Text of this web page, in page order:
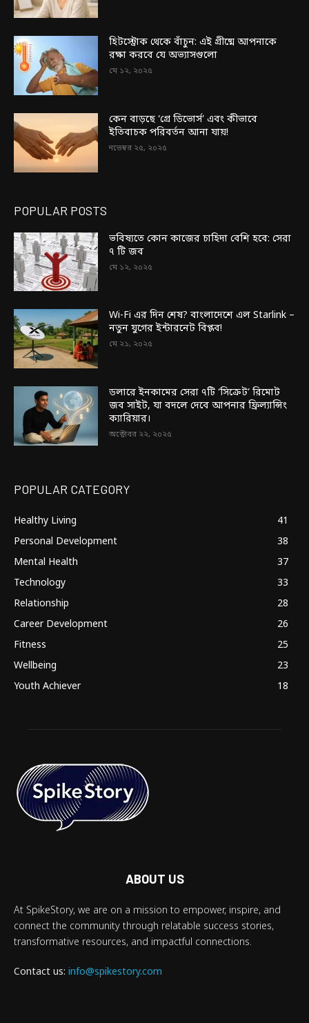
হিটস্ট্রোক থেকে বাঁচুন: এই গ্রীষ্মে আপনাকে
রক্ষা করবে যে অভ্যাসগুলো
মে ১২, ২০২৫
কেন বাড়ছে ‘গ্রে ডিভোর্স’ এবং কীভাবে
ইতিবাচক পরিবর্তন আনা যায়!
নভেম্বর ২৫, ২০২৫
POPULAR POSTS
ভবিষ্যতে কোন কাজের চাহিদা বেশি হবে: সেরা
৭ টি জব
মে ১২, ২০২৫
Wi-Fi এর দিন শেষ? বাংলাদেশে এল Starlink –
নতুন যুগের ইন্টারনেট বিপ্লব!
মে ২১, ২০২৫
ডলারে ইনকামের সেরা ৭টি ‘সিক্রেট’ রিমোট
জব সাইট, যা বদলে দেবে আপনার ফ্রিল্যান্সিং
ক্যারিয়ার।
অক্টোবর ২২, ২০২৫
POPULAR CATEGORY
Healthy Living
41
Personal Development
38
Mental Health
37
Technology
33
Relationship
28
Career Development
26
Fitness
25
Wellbeing
23
Youth Achiever
18
ABOUT US
At SpikeStory, we are on a mission to empower, inspire, and
connect the community through relatable success stories,
transformative resources, and impactful connections.
Contact us: info@spikestory.com